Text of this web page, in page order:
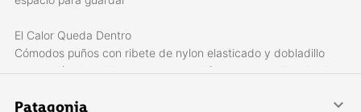
El Calor Queda Dentro
Cómodos puños con ribete de nylon elasticado y dobladillo
con cordín ajustable con tanca en el frente para sellar el calor
Patagonia